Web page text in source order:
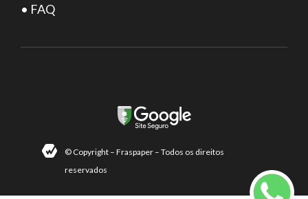
• FAQ
© Copyright – Fraspaper – Todos os direitos
reservados